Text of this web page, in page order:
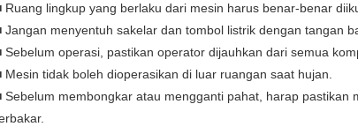
Ruang lingkup yang berlaku dari mesin harus benar-benar
Jangan menyentuh sakelar dan tombol listrik dengan tangan
Sebelum operasi, pastikan operator dijauhkan dari semua
Mesin tidak boleh dioperasikan di luar ruangan saat hujan.
Sebelum membongkar atau mengganti pahat, harap pastikan